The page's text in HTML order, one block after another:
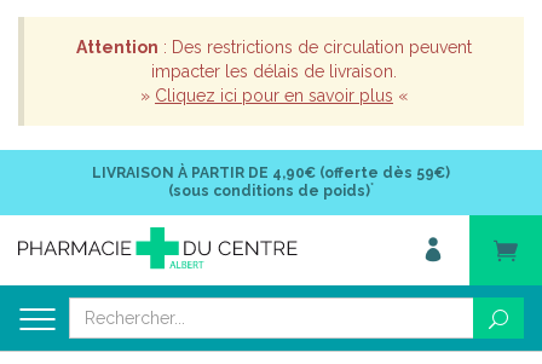
Attention : Des restrictions de circulation peuvent
impacter les délais de livraison.
» Cliquez ici pour en savoir plus «
LIVRAISON À PARTIR DE 4,90€ (offerte dès 59€)
(sous conditions de poids)*